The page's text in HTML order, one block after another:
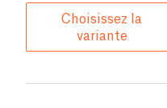
Choisissez la
variante